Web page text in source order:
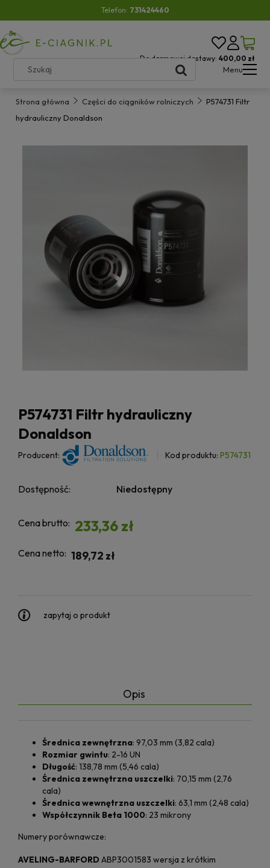
Telefon: 731424460
Do darmowej dostawy: 400,00 zł
Menu
Strona główna Części do ciągników rolniczych
P574731 Filtr
hydrauliczny Donaldson
P574731 Filtr hydrauliczny
Donaldson
Producent: Kod produktu: P574731
Dostępność: Niedostępny
Cena brutto: 233,36 zł
Cena netto: 189,72 zł
zapytaj o produkt
Opis
Średnica zewnętrzna: 97,03 mm (3,82 cala)
Rozmiar gwintu: 2-16 UN
Długość: 138,78 mm (5,46 cala)
Średnica zewnętrzna uszczelki: 70,15 mm (2,76
cala)
Średnica wewnętrzna uszczelki: 63,1 mm (2,48 cala)
Współczynnik Beta 1000: 23 mikrony
Numery porównawcze:
AVELING-BARFORD ABP3001583 wersja z krótkim